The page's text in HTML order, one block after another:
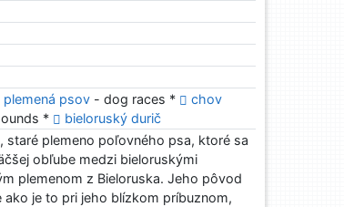
plemená psov - dog races *
chov
*
bieloruský durič
staré plemeno poľovného psa, ktoré sa
obľube medzi bieloruskými
plemenom z Bieloruska. Jeho pôvod
je to pri jeho blízkom príbuznom,